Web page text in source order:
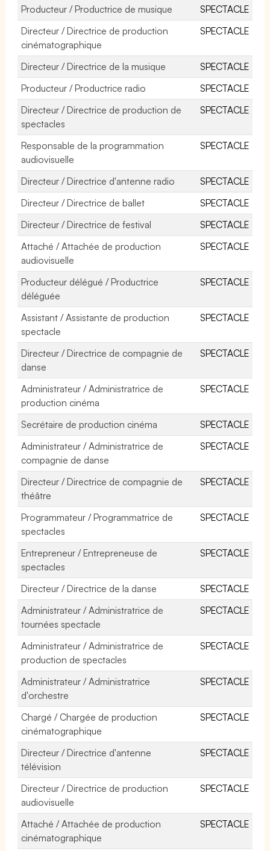
Producteur / Productrice de musique
SPECTACLE
Directeur / Directrice de production
cinématographique
SPECTACLE
Directeur / Directrice de la musique
SPECTACLE
Producteur / Productrice radio
SPECTACLE
Directeur / Directrice de production de
spectacles
SPECTACLE
Responsable de la programmation
audiovisuelle
SPECTACLE
Directeur / Directrice d'antenne radio
SPECTACLE
Directeur / Directrice de ballet
SPECTACLE
Directeur / Directrice de festival
SPECTACLE
Attaché / Attachée de production
audiovisuelle
SPECTACLE
Producteur délégué / Productrice
déléguée
SPECTACLE
Assistant / Assistante de production
spectacle
SPECTACLE
Directeur / Directrice de compagnie de
danse
SPECTACLE
Administrateur / Administratrice de
production cinéma
SPECTACLE
Secrétaire de production cinéma
SPECTACLE
Administrateur / Administratrice de
compagnie de danse
SPECTACLE
Directeur / Directrice de compagnie de
théâtre
SPECTACLE
Programmateur / Programmatrice de
spectacles
SPECTACLE
Entrepreneur / Entrepreneuse de
spectacles
SPECTACLE
Directeur / Directrice de la danse
SPECTACLE
Administrateur / Administratrice de
tournées spectacle
SPECTACLE
Administrateur / Administratrice de
production de spectacles
SPECTACLE
Administrateur / Administratrice
d'orchestre
SPECTACLE
Chargé / Chargée de production
cinématographique
SPECTACLE
Directeur / Directrice d'antenne
télévision
SPECTACLE
Directeur / Directrice de production
audiovisuelle
SPECTACLE
Attaché / Attachée de production
cinématographique
SPECTACLE